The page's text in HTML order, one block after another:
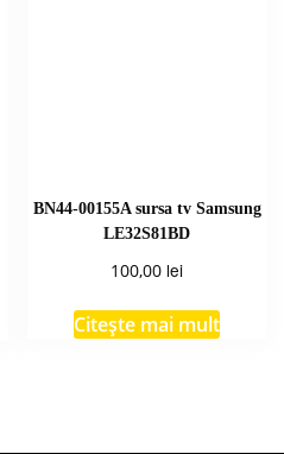
BN44-00155A sursa tv Samsung
LE32S81BD
100,00 lei
Citește mai mult